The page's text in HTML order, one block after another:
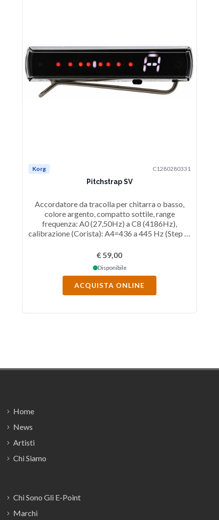
Korg C1280280331
Pitchstrap SV
Accordatore da tracolla per chitarra o basso,
colore argento, compatto sottile, range
frequenza: A0 (27,50Hz) a C8 (4186Hz),
calibrazione (Corista): A4=436 a 445 Hz (Step di
cent, modalità di visualizzazione: Normale,
alimentazione: batteria ricaricabile ioni di litio,
porta USB per ricarica.
€ 59,00
Disponibile
ACQUISTA ONLINE
Home
News
Artisti
Chi Siamo
Chi Sono Gli E-Point
Marchi